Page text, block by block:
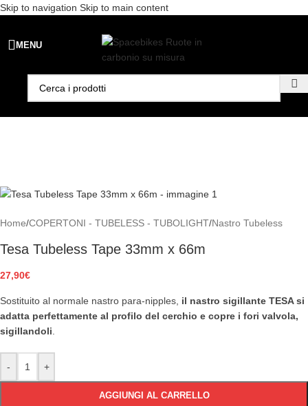
Skip to navigation Skip to main content
Spedizione gratuita per ordini superiori a €99 - 📣 Paga con PayPal in
3 rate senza interessi,
MENU
Home/COPERTONI - TUBELESS - TUBOLIGHT/Nastro Tubeless
Tesa Tubeless Tape 33mm x 66m
27,90€
Sostituito al normale nastro para-nipples, il nastro sigillante TESA si
adatta perfettamente al profilo del cerchio e copre i fori valvola,
sigillandoli.
- +
AGGIUNGI AL CARRELLO